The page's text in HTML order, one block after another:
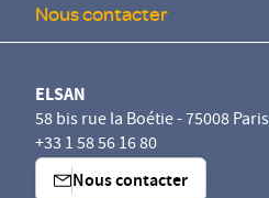
Nous contacter
ELSAN
58 bis rue la Boétie - 75008 Paris
+33 1 58 56 16 80
Nous contacter